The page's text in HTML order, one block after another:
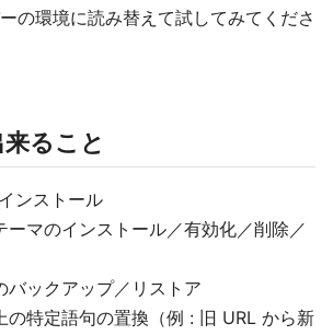
の環境に読み替えて試してみてくださ
ること
ンストール
ーマのインストール／有効化／削除／
バックアップ／リストア
の特定語句の置換（例 : 旧 URL から新